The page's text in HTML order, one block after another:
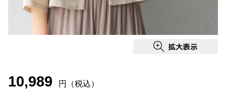
10,989 円（税込）